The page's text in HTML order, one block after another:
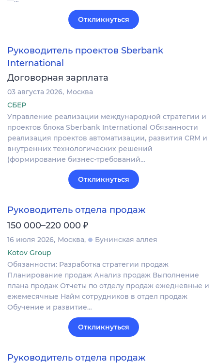
Откликнуться
Руководитель проектов Sberbank
International
Договорная зарплата
03 августа 2026 Москва
СБЕР
Управление реализации международной стратегии и
проектов блока Sberbank International Обязанности
реализация проектов автоматизации, развития CRM и
внутренних технологических решений
(формирование бизнес-требований…
Откликнуться
Руководитель отдела продаж
150 000–220 000 ₽
16 июля 2026 Москва
Бунинская аллея
Kotov Group
Обязанности: Разработка стратегии продаж
Планирование продаж Анализ продаж Выполнение
плана продаж Отчеты по отделу продаж ежедневные и
ежемесячные Найм сотрудников в отдел продаж
Обучение и развитие…
Откликнуться
Руководитель отдела продаж